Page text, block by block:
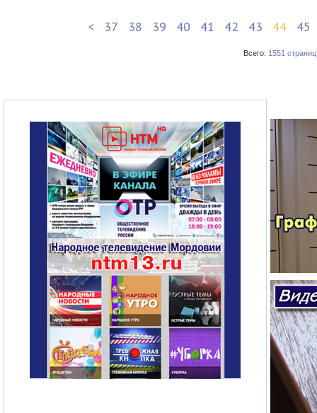
< 37 38 39 40 41 42 43 44 45
Всего: 1551 страниц